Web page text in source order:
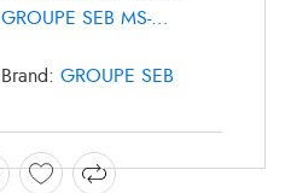
GROUPE SEB MS-
Brand:GROUPE SEB